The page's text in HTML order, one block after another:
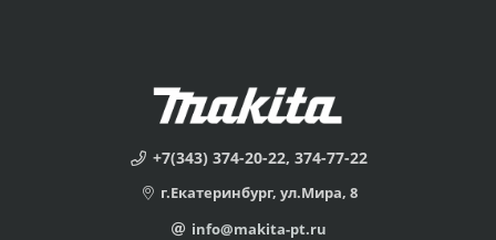
+7(343) 374-20-22, 374-77-22
г.Екатеринбург, ул.Мира, 8
info@makita-pt.ru